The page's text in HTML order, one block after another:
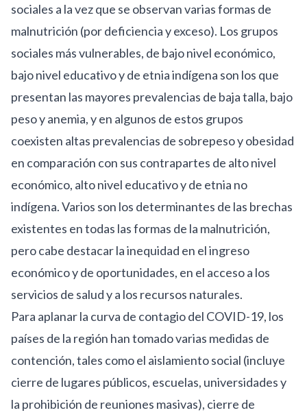
sociales a la vez que se observanvarias formas de
malnutrición (por deficiencia y exceso). Los grupos
sociales más vulnerables, de bajo nivel económico,
bajo nivel educativo y de etnia indígena son los que
presentan las mayores prevalencias de baja talla, bajo
peso y anemia, y en algunos de estos grupos
coexisten altas prevalencias de sobrepeso y obesidad
en comparación con sus contrapartes de alto nivel
económico, alto nivel educativo y de etnia no
indígena. Varios son los determinantes de las brechas
existentes en todas las formas de la malnutrición,
pero cabe destacar la inequidad en el ingreso
económico y de oportunidades, en el acceso a los
servicios de salud y a los recursos naturales.
Para aplanar la curva de contagio del COVID-19, los
países de la región han tomado varias medidas de
contención, tales como el aislamiento social (incluye
cierre de lugares públicos, escuelas, universidades y
la prohibición de reuniones masivas), cierre de